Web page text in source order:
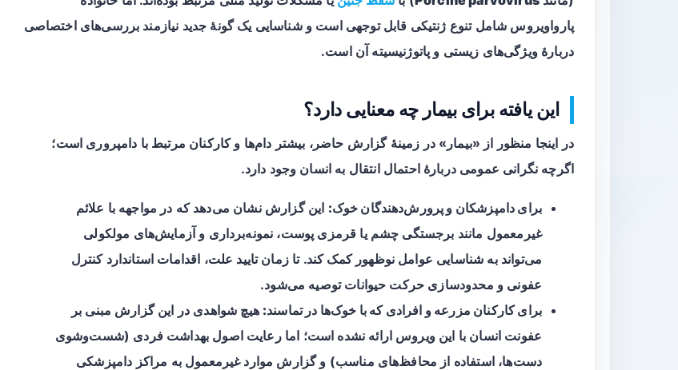
پارواویروس شامل تنوع ژنتیکی قابل توجهی است و شناسایی یک گونهٔ جدید نیازمند بررسی‌های اختصاصی
دربارهٔ ویژگی‌های زیستی و پاتوژنیسیته آن است.
این یافته برای بیمار چه معنایی دارد؟
در اینجا منظور از «بیمار» در زمینهٔ گزارش حاضر، بیشتر دام‌ها و کارکنان مرتبط با دامپروری است؛
اگرچه نگرانی عمومی دربارهٔ احتمال انتقال به انسان وجود دارد.
برای دامپزشکان و پرورش‌دهندگان خوک: این گزارش نشان می‌دهد که در مواجهه با علائم
غیرمعمول مانند برجستگی چشم یا قرمزی پوست، نمونه‌برداری و آزمایش‌های مولکولی
می‌تواند به شناسایی عوامل نوظهور کمک کند. تا زمان تایید علت، اقدامات استاندارد کنترل
عفونی و محدودسازی حرکت حیوانات توصیه می‌شود.
برای کارکنان مزرعه و افرادی که با خوک‌ها در تماسند: هیچ شواهدی در این گزارش مبنی بر
عفونت انسان با این ویروس ارائه نشده است؛ اما رعایت اصول بهداشت فردی (شست‌وشوی
دست‌ها، استفاده از محافظ‌های مناسب) و گزارش موارد غیرمعمول به مراکز دامپزشکی